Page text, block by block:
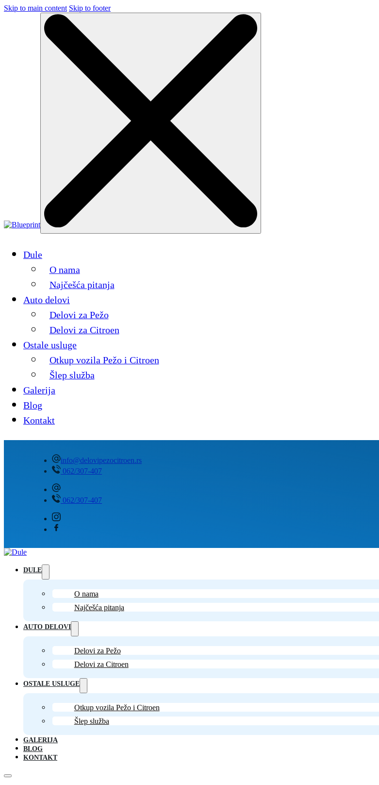
Skip to main content Skip to footer
Dule
O nama
Najčešća pitanja
Auto delovi
Delovi za Pežo
Delovi za Citroen
Ostale usluge
Otkup vozila Pežo i Citroen
Šlep služba
Galerija
Blog
Kontakt
info@delovipezocitroen.rs
062/307-407
062/307-407
DULE
O nama
Najčešća pitanja
AUTO DELOVI
Delovi za Pežo
Delovi za Citroen
OSTALE USLUGE
Otkup vozila Pežo i Citroen
Šlep služba
GALERIJA
BLOG
KONTAKT